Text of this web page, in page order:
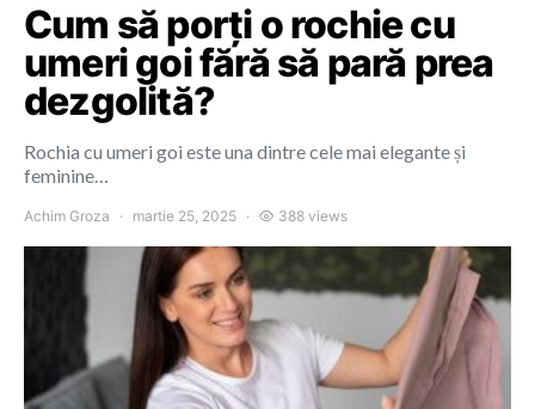
Cum să porți o rochie cu
umeri goi fără să pară prea
dezgolită?
Rochia cu umeri goi este una dintre cele mai elegante și
feminine…
Achim Groza martie 25, 2025 388 views